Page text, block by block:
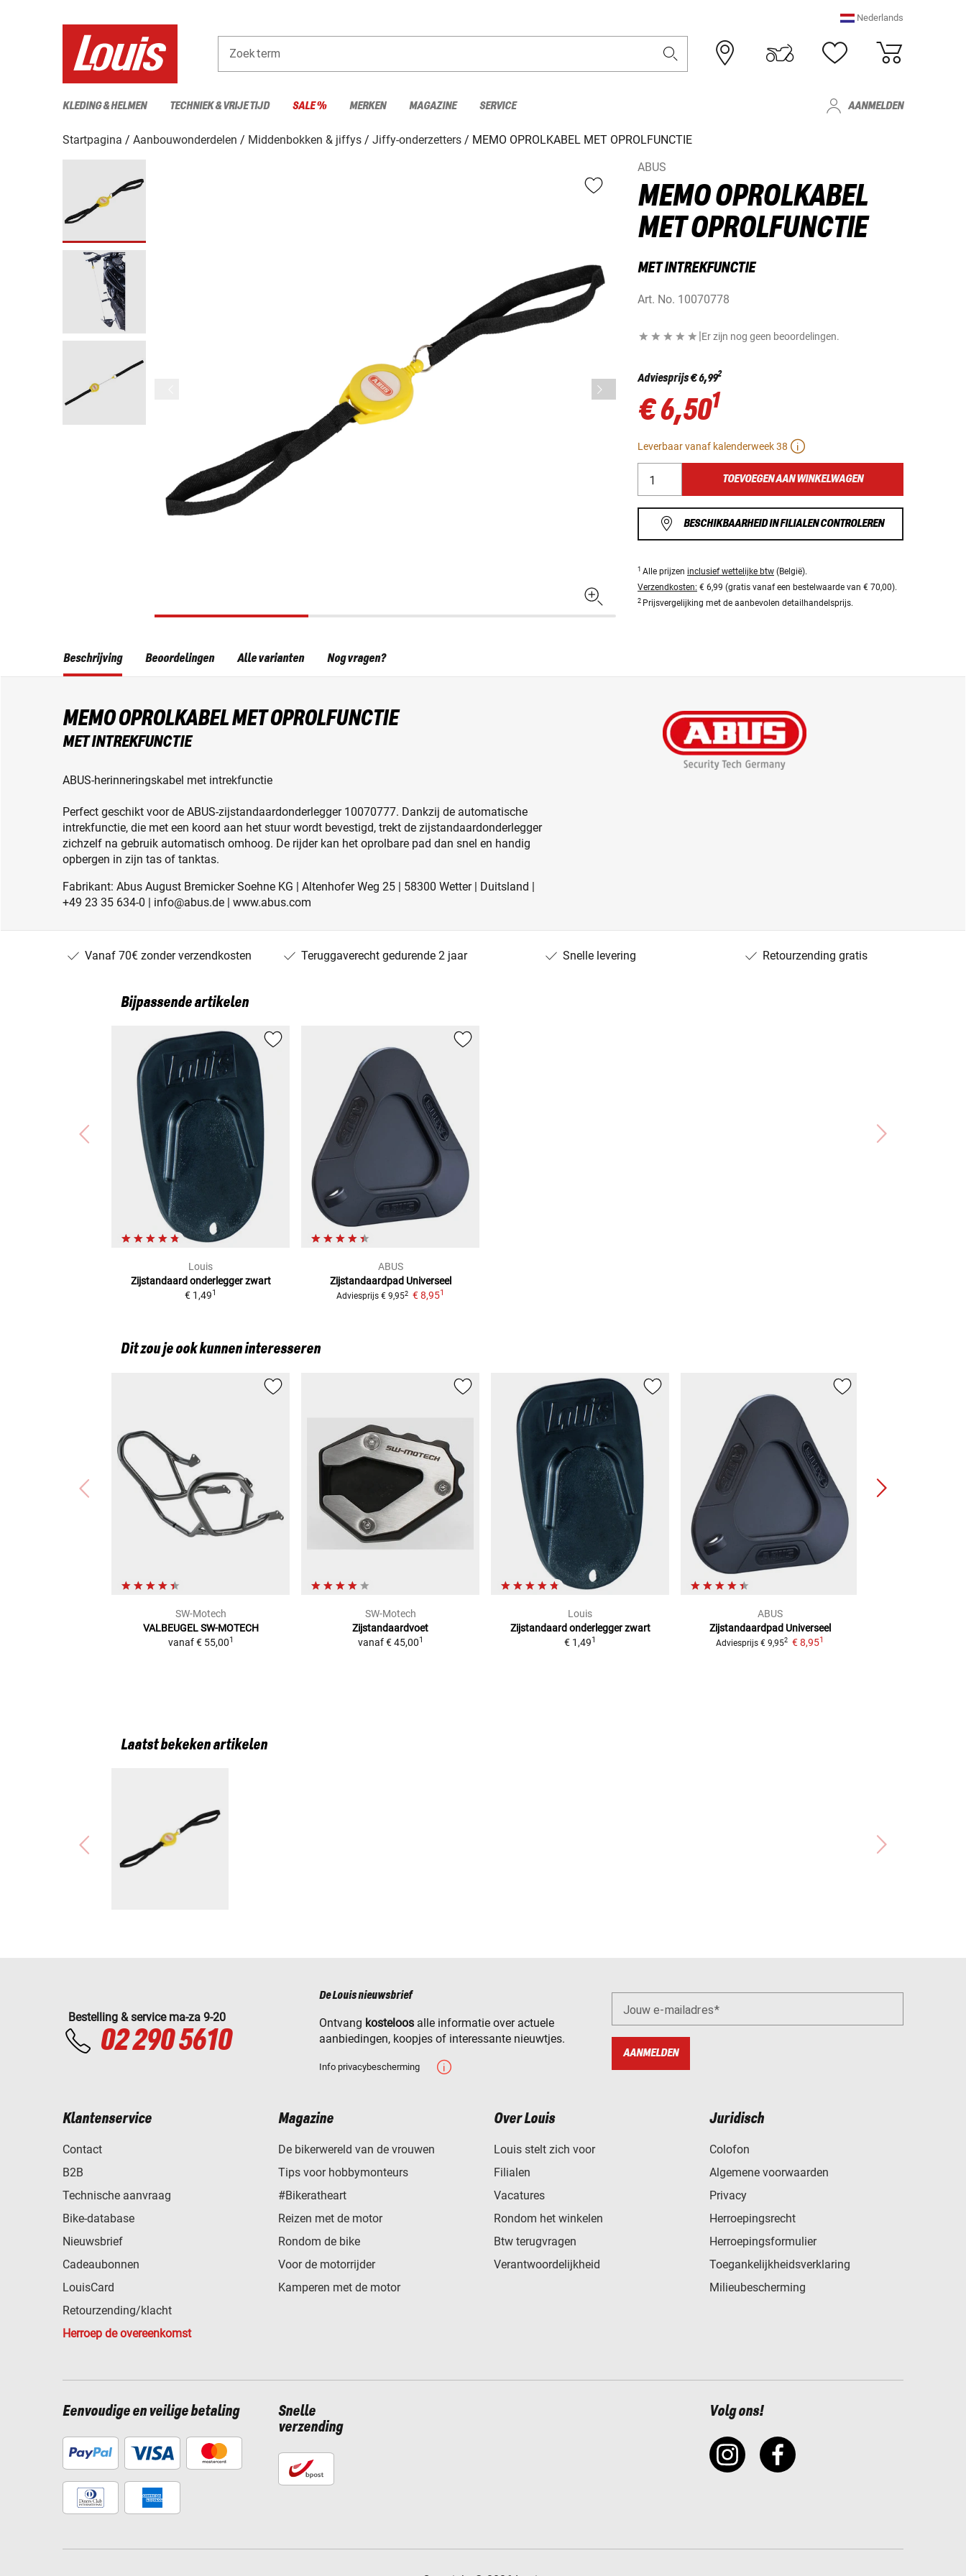
Nederlands
Zoekterm
KLEDING & HELMEN TECHNIEK & VRIJE TIJD SALE % MERKEN MAGAZINE SERVICE AANMELDEN
Startpagina Aanbouwonderdelen Middenbokken & jiffys Jiffy-onderzetters
MEMO OPROLKABEL MET OPROLFUNCTIE
ABUS
MEMO OPROLKABEL
MET OPROLFUNCTIE
MET INTREKFUNCTIE
Art. No. 10070778
|Er zijn nog geen beoordelingen.
Adviesprijs€ 6,992
€ 6,501
Leverbaar vanaf kalenderweek 38
TOEVOEGEN AAN WINKELWAGEN
BESCHIKBAARHEID IN FILIALEN CONTROLEREN
1 Alle prijzen inclusief wettelijke btw (België).
Verzendkosten: € 6,99 (gratis vanaf een bestelwaarde van € 70,00).
2 Prijsvergelijking met de aanbevolen detailhandelsprijs.
Beschrijving
MEMO OPROLKABEL MET OPROLFUNCTIE
MET INTREKFUNCTIE
ABUS-herinneringskabel met intrekfunctie
Perfect geschikt voor de ABUS-zijstandaardonderlegger 10070777. Dankzij de automatische
intrekfunctie, die met een koord aan het stuur wordt bevestigd, trekt de zijstandaardonderlegger
zichzelf na gebruik automatisch omhoog. De rijder kan het oprolbare pad dan snel en handig
opbergen in zijn tas of tanktas.
Fabrikant: Abus August Bremicker Soehne KG | Altenhofer Weg 25 | 58300 Wetter | Duitsland |
+49 23 35 634-0 | info@abus.de | www.abus.com
Beoordelingen Alle varianten Nog vragen?
Vanaf 70€ zonder verzendkosten Teruggaverecht gedurende 2 jaar Snelle levering Retourzending gratis
Bijpassende artikelen
Louis
Zijstandaard onderlegger zwart
€ 1,491
ABUS
Zijstandaardpad Universeel
Adviesprijs € 9,952 € 8,951
Dit zou je ook kunnen interesseren
SW-Motech
VALBEUGEL SW-MOTECH
vanaf € 55,001
SW-Motech
Zijstandaardvoet
vanaf € 45,001
Louis
Zijstandaard onderlegger zwart
€ 1,491
ABUS
Zijstandaardpad Universeel
Adviesprijs € 9,952 € 8,951
Laatst bekeken artikelen
Bestelling & service ma-za 9-20
02 290 5610
De Louis nieuwsbrief
Ontvang kosteloos alle informatie over actuele
aanbiedingen, koopjes of interessante nieuwtjes.
Info privacybescherming
Jouw e-mailadres
AANMELDEN
Klantenservice
Contact
B2B
Technische aanvraag
Bike-database
Nieuwsbrief
Cadeaubonnen
LouisCard
Retourzending/klacht
Herroep de overeenkomst
Magazine
De bikerwereld van de vrouwen
Tips voor hobbymonteurs
#Bikeratheart
Reizen met de motor
Rondom de bike
Voor de motorrijder
Kamperen met de motor
Over Louis
Louis stelt zich voor
Filialen
Vacatures
Rondom het winkelen
Btw terugvragen
Verantwoordelijkheid
Juridisch
Colofon
Algemene voorwaarden
Privacy
Herroepingsrecht
Herroepingsformulier
Toegankelijkheidsverklaring
Milieubescherming
Eenvoudige en veilige betaling
Snelle
verzending
Volg ons!